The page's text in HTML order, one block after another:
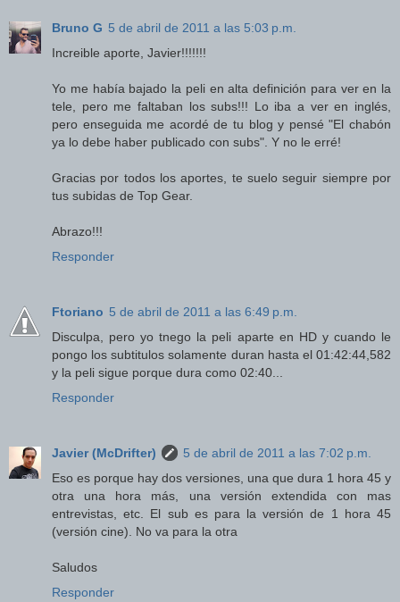
Bruno G 5 de abril de 2011 a las 5:03 p.m.
Increible aporte, Javier!!!!!!!
Yo me había bajado la peli en alta definición para ver en la
tele, pero me faltaban los subs!!! Lo iba a ver en inglés,
pero enseguida me acordé de tu blog y pensé "El chabón
ya lo debe haber publicado con subs". Y no le erré!
Gracias por todos los aportes, te suelo seguir siempre por
tus subidas de Top Gear.
Abrazo!!!
Responder
Ftoriano 5 de abril de 2011 a las 6:49 p.m.
Disculpa, pero yo tnego la peli aparte en HD y cuando le
pongo los subtitulos solamente duran hasta el 01:42:44,582
y la peli sigue porque dura como 02:40...
Responder
Javier (McDrifter)
5 de abril de 2011 a las 7:02 p.m.
Eso es porque hay dos versiones, una que dura 1 hora 45 y
otra una hora más, una versión extendida con mas
entrevistas, etc. El sub es para la versión de 1 hora 45
(versión cine). No va para la otra
Saludos
Responder